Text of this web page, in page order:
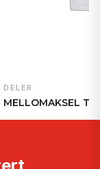
DELER
MELLOMAKSEL